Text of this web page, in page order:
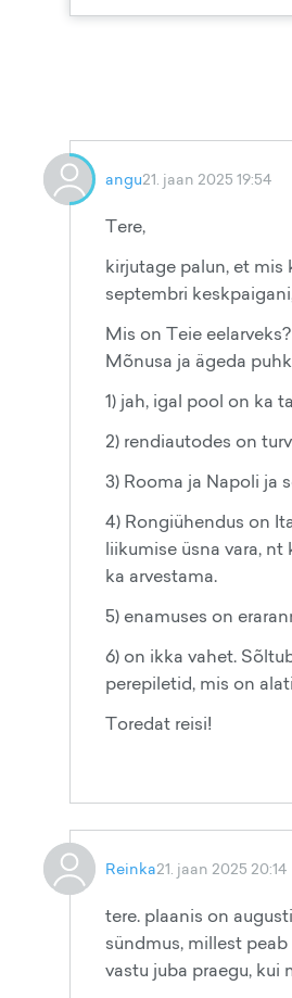
angu21. jaan 2025 19:54
Tere,
kirjutage palun, et
septembri
Mis on Teie
Mõnusa ja ägeda
1) jah, igal pool on ka
2) rendiautodes on
3) Rooma ja Napoli ja
4) Rongiühendus on
liikumise üsna vara,
ka arvestama.
5) enamuses on
6) on ikka vahet.
perepiletid, mis on
Toredat reisi!
Reinka21. jaan 2025 20:14
tere. plaanis on
sündmus, millest
vastu juba praegu, kui